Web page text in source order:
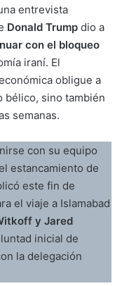
entrevista
Donald Trump dio a
con el bloqueo
iraní. El
obligue a
bélico, sino también
semanas.
con su equipo
estancamiento de
este fin de
el viaje a Islamabad
y Jared
inicial de
la delegación